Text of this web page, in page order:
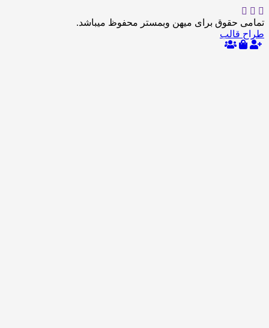
برای میهن وبمستر محفوظ میباشد.